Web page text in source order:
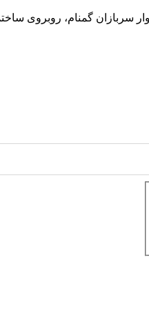
سربازان گمنام، روبروی